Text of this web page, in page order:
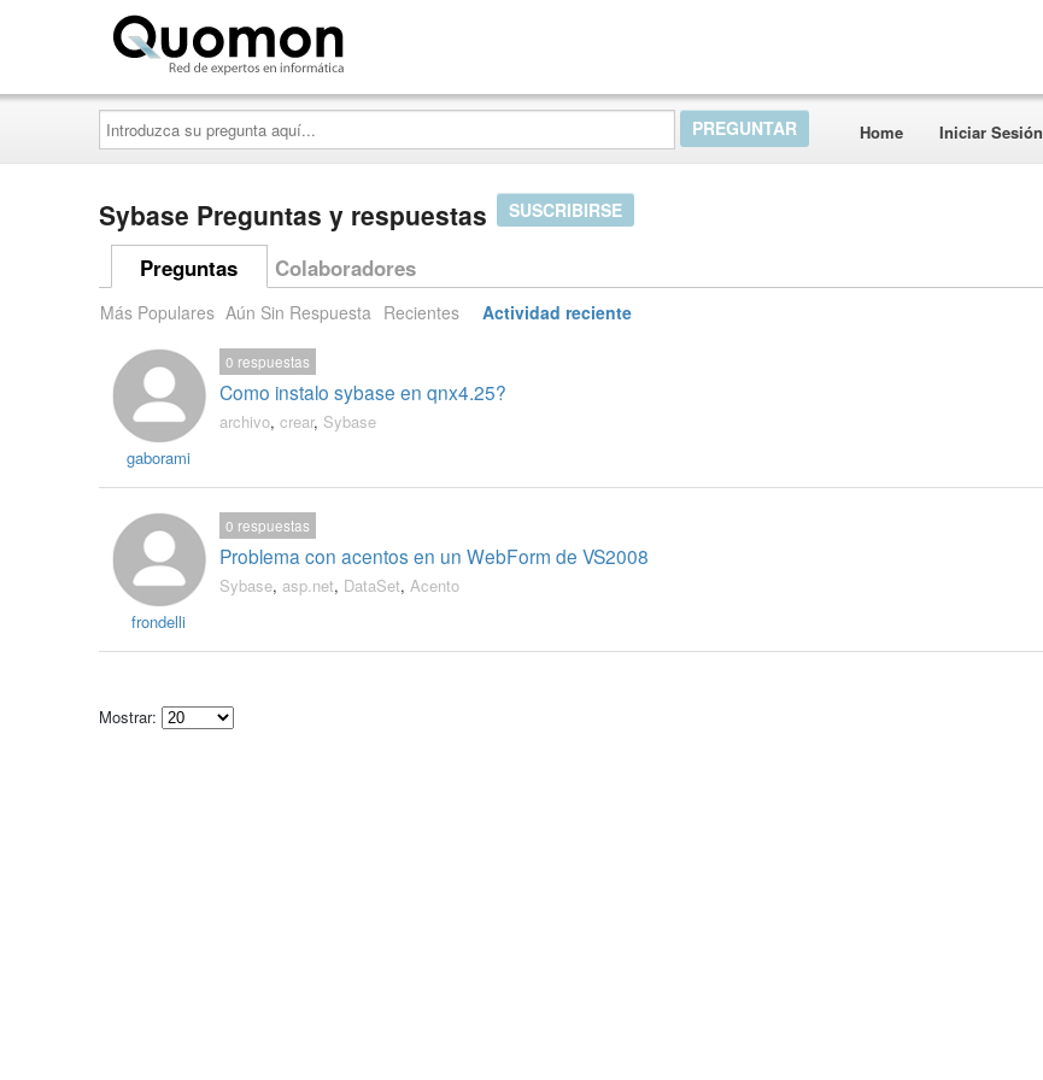
Introduzca
su
pregunta
aquí...
Home Iniciar Sesión
Sybase Preguntas y respuestas SUSCRIBIRSE
Preguntas Colaboradores
Más Populares Aún Sin Respuesta Recientes Actividad reciente
gaborami
Como instalo sybase en qnx4.25?
0 respuestas
archivo, crear, Sybase
frondelli
Problema con acentos en un WebForm de VS2008
0 respuestas
Sybase, asp.net, DataSet, Acento
Mostrar: